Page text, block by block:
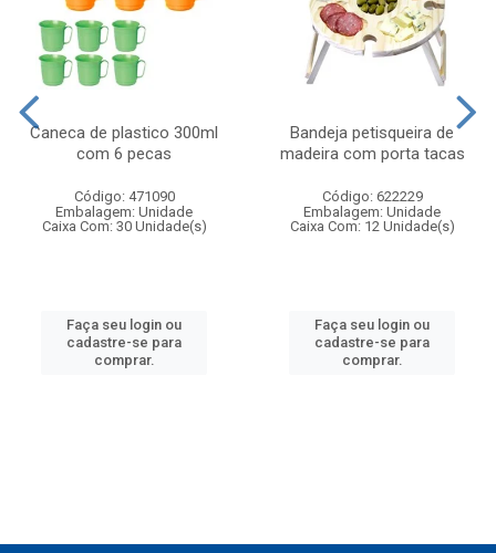
Caneca de plastico 300ml
com 6 pecas
Código: 471090
Embalagem: Unidade
Caixa Com: 30 Unidade(s)
Faça seu login ou
cadastre-se para
comprar.
Bandeja petisqueira de
madeira com porta tacas
Código: 622229
Embalagem: Unidade
Caixa Com: 12 Unidade(s)
Faça seu login ou
cadastre-se para
comprar.